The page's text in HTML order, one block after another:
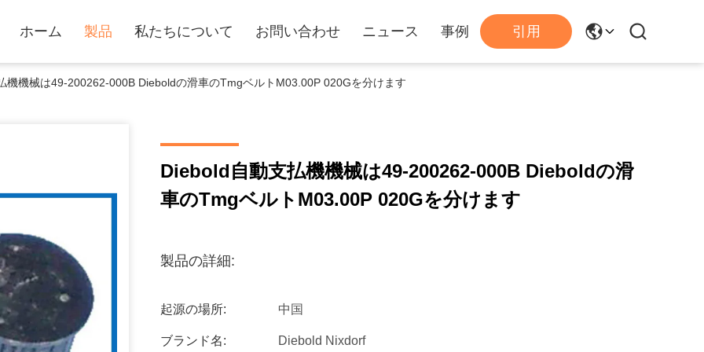
ホーム 製品 私たちについて お問い合わせ ニュース 事例 引用
機機械は49-200262-000B Dieboldの滑車のTmgベルトM03.00P 020Gを分けます
Diebold自動支払機機械は49-200262-000B Dieboldの滑
車のTmgベルトM03.00P 020Gを分けます
製品の詳細:
起源の場所: 中国
ブランド名: Diebold Nixdorf